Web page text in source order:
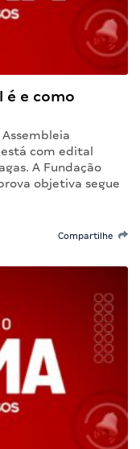
é e como
Assembleia
com edital
A Fundação
objetiva segue
Compartilhe